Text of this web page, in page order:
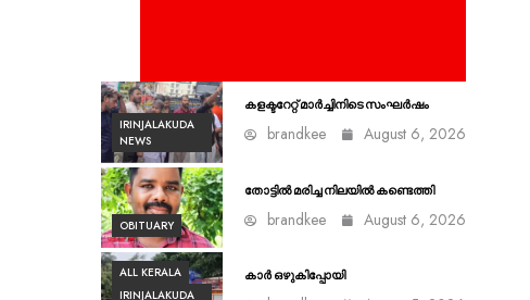
IRINJALAKUDA
NEWS
കളക്ടറേറ്റ് മാർച്ചിനിടെ സംഘർഷം
brandkee August 6, 2026
OBITUARY
തോട്ടിൽ മരിച്ച നിലയിൽ കണ്ടെത്തി
brandkee August 6, 2026
ALL KERALA
IRINJALAKUDA
കാർ ഒഴുകിപ്പോയി